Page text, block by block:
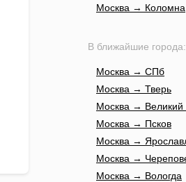
Москва → Коломна
В ближайшие города:
Москва → СПб
Москва → Тверь
Москва → Великий
Москва → Псков
Москва →
Москва →
Москва → Вологда